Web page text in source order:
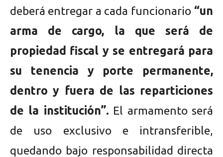
deberá entregar a cada funcionario“un
arma de cargo, la que será de
propiedad fiscal y se entregará para
su tenencia y porte permanente,
dentro y fuera de las reparticiones
de la institución”. El armamento será
de uso exclusivo e intransferible,
quedando bajo responsabilidad directa